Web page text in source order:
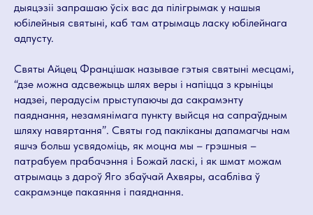
дыяцэзіі запрашаю ўсіх вас да пілігрымак у нашыя
юбілейныя святыні, каб там атрымаць ласку юбілейнага
адпусту.
Святы Айцец Францішак называе гэтыя святыні месцамі,
“дзе можна адсвежыць шлях веры і напіцца з крыніцы
надзеі, перадусім прыступаючы да сакрамэнту
паяднання, незамянімага пункту выйсця на сапраўдным
шляху навяртання”. Святы год пакліканы дапамагчы нам
яшчэ больш усвядоміць, як моцна мы – грэшныя –
патрабуем прабачэння і Божай ласкі, і як шмат можам
атрымаць з дароў Яго збаўчай Ахвяры, асабліва ў
сакрамэнце пакаяння і паяднання.